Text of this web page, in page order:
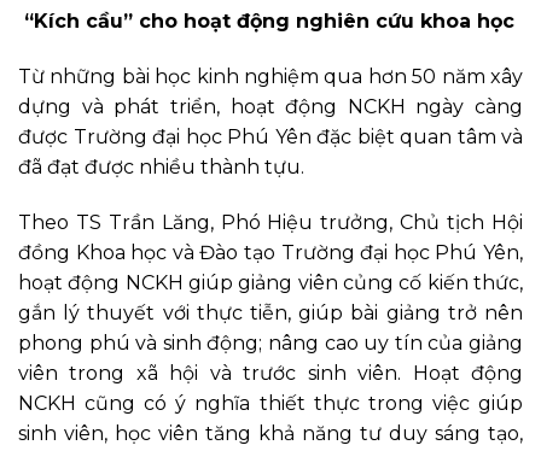
“Kích cầu” cho hoạt động nghiên cứu khoa học
Từ những bài học kinh nghiệm qua hơn 50 năm xây
dựng và phát triển, hoạt động NCKH ngày càng
được Trường đại học Phú Yên đặc biệt quan tâm và
đã đạt được nhiều thành tựu.
Theo TS Trần Lăng, Phó Hiệu trưởng, Chủ tịch Hội
đồng Khoa học và Đào tạo Trường đại học Phú Yên,
hoạt động NCKH giúp giảng viên củng cố kiến thức,
gắn lý thuyết với thực tiễn, giúp bài giảng trở nên
phong phú và sinh động; nâng cao uy tín của giảng
viên trong xã hội và trước sinh viên. Hoạt động
NCKH cũng có ý nghĩa thiết thực trong việc giúp
sinh viên, học viên tăng khả năng tư duy sáng tạo,